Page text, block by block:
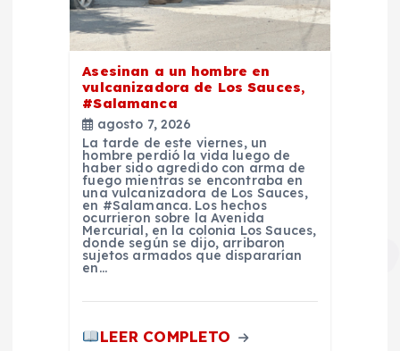
Asesinan a un hombre en
vulcanizadora de Los Sauces,
#Salamanca
agosto 7, 2026
La tarde de este viernes, un
hombre perdió la vida luego de
haber sido agredido con arma de
fuego mientras se encontraba en
una vulcanizadora de Los Sauces,
en #Salamanca. Los hechos
ocurrieron sobre la Avenida
Mercurial, en la colonia Los Sauces,
donde según se dijo, arribaron
sujetos armados que dispararían
en…
LEER COMPLETO